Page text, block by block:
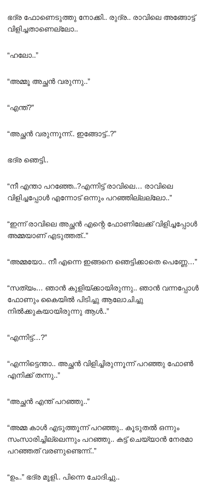
ഭദ്ര ഫോണെടുത്തു നോക്കി.. രുദ്ര.. രാവിലെ അങ്ങോട്ട്‌
വിളിച്ചതാണെല്ലോ..
“ഹലോ..”
“അമ്മൂ അച്ഛൻ വരുന്നു..”
“എന്ത്‌?”
“അച്ഛൻ വരുന്നൂന്ന്.. ഇങ്ങോട്ട്..?”
ഭദ്ര ഞെട്ടി..
“നീ എന്താ പറഞ്ഞേ..?എന്നിട്ട് രാവിലെ… രാവിലെ
വിളിച്ചപ്പോൾ എന്നോട് ഒന്നും പറഞ്ഞില്ലല്ലോ..”
“ഇന്ന് രാവിലെ അച്ഛൻ എന്റെ ഫോണിലേക്ക് വിളിച്ചപ്പോൾ
അമ്മയാണ് എടുത്തത്..”
“അമ്മയോ.. നീ എന്നെ ഇങ്ങനെ ഞെട്ടിക്കാതെ പെണ്ണേ…”
“സത്യം… ഞാൻ കുളിയ്ക്കായിരുന്നു.. ഞാൻ വന്നപ്പോൾ
ഫോണും കൈയിൽ പിടിച്ചു ആലോചിച്ചു
നിൽക്കുകയായിരുന്നു ആൾ..”
“എന്നിട്ട്…?”
“എന്നിട്ടെന്താ.. അച്ഛൻ വിളിച്ചിരുന്നൂന്ന് പറഞ്ഞു ഫോൺ
എനിക്ക് തന്നു..”
“അച്ഛൻ എന്ത്‌ പറഞ്ഞു..”
“അമ്മ കാൾ എടുത്തൂന്ന് പറഞ്ഞു.. കൂടുതൽ ഒന്നും
സംസാരിച്ചില്ലെന്നും പറഞ്ഞു.. കട്ട്‌ ചെയ്യാൻ നേരമാ
പറഞ്ഞത് വരണുണ്ടെന്ന്..”
“ഉം..” ഭദ്ര മൂളി.. പിന്നെ ചോദിച്ചു..